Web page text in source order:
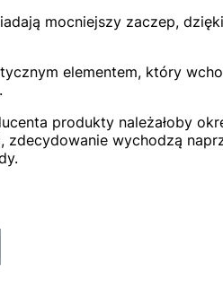
mocniejszy zaczep,
elementem, który
produkty należałoby
zdecydowanie wychodzą